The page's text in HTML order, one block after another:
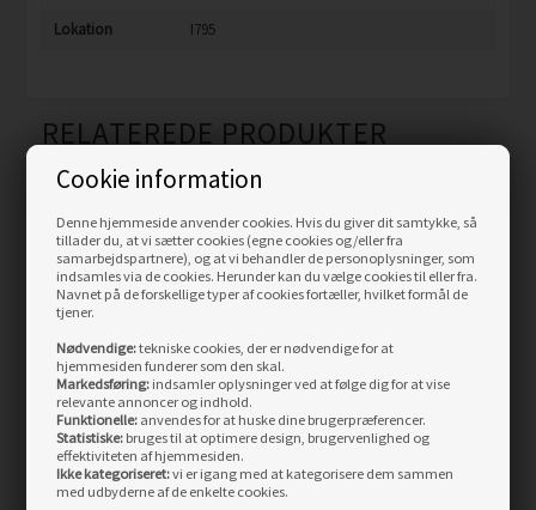
Cookie information
Denne hjemmeside anvender cookies. Hvis du giver dit samtykke, så
tillader du, at vi sætter cookies (egne cookies og/eller fra
samarbejdspartnere), og at vi behandler de personoplysninger, som
indsamles via de cookies. Herunder kan du vælge cookies til eller fra.
Navnet på de forskellige typer af cookies fortæller, hvilket formål de
tjener.
Nødvendige:tekniske cookies, der er nødvendige for at
hjemmesiden funderer som den skal.
Markedsføring: indsamler oplysninger ved at følge dig for at vise
relevante annoncer og indhold.
Funktionelle: anvendes for at huske dine brugerpræferencer.
Statistiske: bruges til at optimere design, brugervenlighed og
effektiviteten af hjemmesiden.
Ikke kategoriseret:vi er igang med at kategorisere dem sammen
med udbyderne af de enkelte cookies.
Lokation I795
RELATEREDE PRODUKTER
pris
Fjällräven Kånken Art
16L
Vejl. pris899,00
799,00 DKK
pris
Black Mini
Vejl. pris1.199,00